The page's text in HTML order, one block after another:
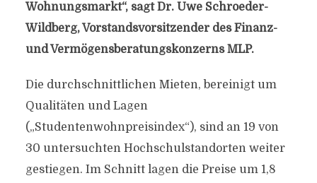
Wohnungsmarkt“, sagt Dr. Uwe Schroeder-
Wildberg, Vorstandsvorsitzender des Finanz-
und Vermögensberatungskonzerns MLP.
Die durchschnittlichen Mieten, bereinigt um
Qualitäten und Lagen
(„Studentenwohnpreisindex“), sind an 19 von
30 untersuchten Hochschulstandorten weiter
gestiegen. Im Schnitt lagen die Preise um 1,8